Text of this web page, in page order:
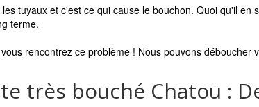
tuyaux et c'est ce qui cause le bouchon. Quoi qu'il
terme.
rencontrez ce problème ! Nous pouvons déboucher
très bouché Chatou :